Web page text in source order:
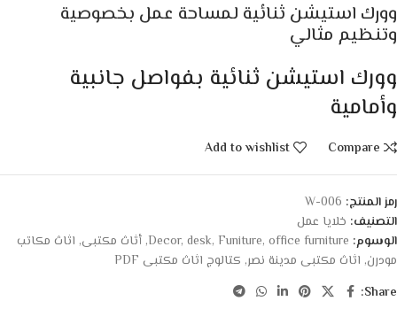
وورك استيشن ثنائية لمساحة عمل بخصوصية
وتنظيم مثالي
وورك استيشن ثنائية بفواصل جانبية
وأمامية
Compare
Add to wishlist
رمز المنتج: W-006
التصنيف: خلايا عمل
الوسوم:
Decor, desk, Funiture, office furniture
, أثاث مكتبى, اثاث مكاتب
مودرن, اثاث مكتبى مدينة نصر, كتالوج اثاث مكتبى PDF
Share: